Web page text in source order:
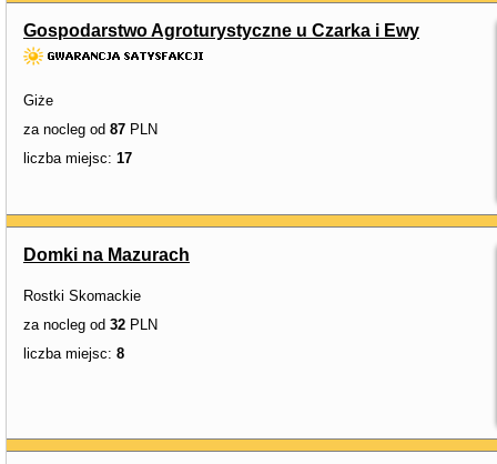
Gospodarstwo Agroturystyczne u Czarka i Ewy
Giże
za nocleg od 87 PLN
liczba miejsc: 17
Domki na Mazurach
Rostki Skomackie
za nocleg od 32 PLN
liczba miejsc: 8